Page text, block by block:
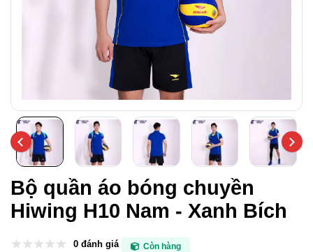
Bộ quần áo bóng chuyền
Hiwing H10 Nam - Xanh Bích
0 đánh giá Còn hàng